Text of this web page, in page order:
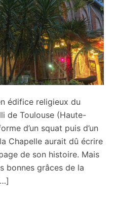
édifice religieux du
de Toulouse (Haute-
d’un squat puis d’un
Chapelle aurait dû écrire
de son histoire. Mais
bonnes grâces de la